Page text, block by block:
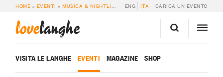
HOME » EVENTI »MUSICA & NIGHTLIFE TEATRO REGIO: LA DAMA DI PICCHE
ENG ITA CARICA UN EVENTO
lovelanghe
VISITA LE LANGHE EVENTI MAGAZINE SHOP